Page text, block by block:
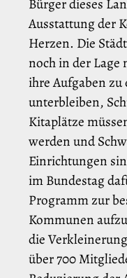
Bürger dieses
Ausstattung der
Herzen. Die
noch in der
ihre Aufgaben
unterbleiben,
Kitaplätze
werden und
Einrichtungen
im Bundestag
Programm zur
Kommunen
die
über 700